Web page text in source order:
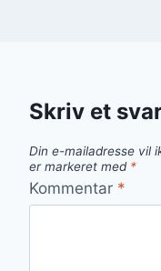
Skriv et
Din e-mailadresse vil
er markeret med *
Kommentar *